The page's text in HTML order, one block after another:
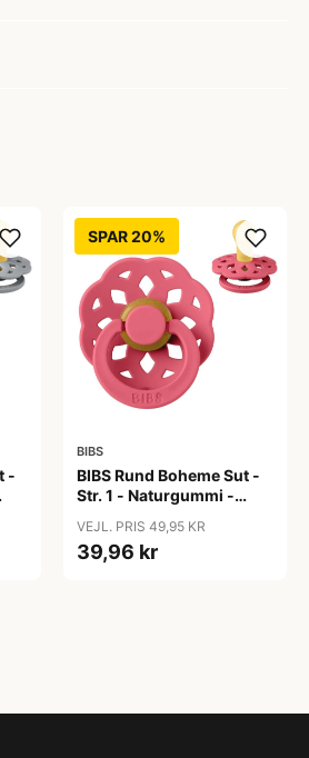
-
SPAR 20%
BIBS
BIBS Rund Boheme Sut -
Str. 1 - Naturgummi -
VEJL. PRIS 49,95 KR
39,96 kr